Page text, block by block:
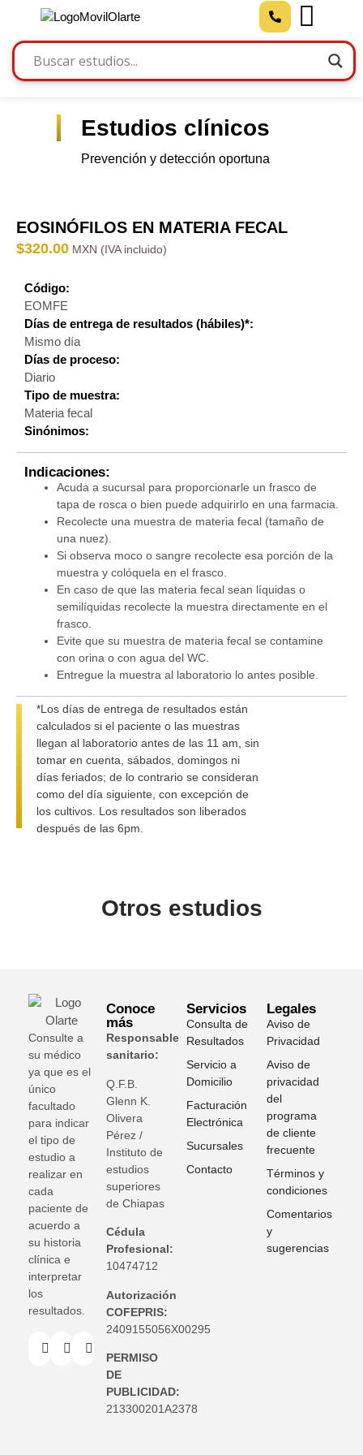
Estudios clínicos
Prevención y detección oportuna
EOSINÓFILOS EN MATERIA FECAL
$320.00
Código:
EOMFE
Días de entrega de resultados (hábiles)*:
Mismo día
Días de proceso:
Diario
Tipo de muestra:
Materia fecal
Sinónimos:
Indicaciones:
Acuda a sucursal para proporcionarle un frasco de
tapa de rosca o bien puede adquirirlo en una farmacia.
Recolecte una muestra de materia fecal (tamaño de
una nuez).
Si observa moco o sangre recolecte esa porción de la
muestra y colóquela en el frasco.
En caso de que las materia fecal sean líquidas o
semilíquidas recolecte la muestra directamente en el
frasco.
Evite que su muestra de materia fecal se contamine
con orina o con agua del WC.
Entregue la muestra al laboratorio lo antes posible.
*Los días de entrega de resultados están
calculados si el paciente o las muestras
llegan al laboratorio antes de las 11 am, sin
tomar en cuenta, sábados, domingos ni
días feriados; de lo contrario se consideran
como del día siguiente, con excepción de
los cultivos. Los resultados son liberados
después de las 6pm.
Otros estudios
Consulte a
su médico
ya que es el
único
facultado
para indicar
el tipo de
estudio a
realizar en
cada
paciente de
acuerdo a
su historia
clínica e
interpretar
los
resultados.
Conoce
más
Responsable
sanitario:
Q.F.B.
Glenn K
Olivera
Pérez /
Instituto de
estudios
superiores
de Chiapas
Cédula
Profesional:
10474712
Autorización
COFEPRIS:
2409155056X00295
PERMISO
DE
PUBLICIDAD:
213300201A2378
Servicios
Consulta de
Resultados
Servicio a
Domicilio
Facturación
Electrónica
Sucursales
Contacto
Legales
Aviso de
Privacidad
Aviso de
privacidad
del
programa
de cliente
frecuente
Términos y
condiciones
Comentarios
y
sugerencias